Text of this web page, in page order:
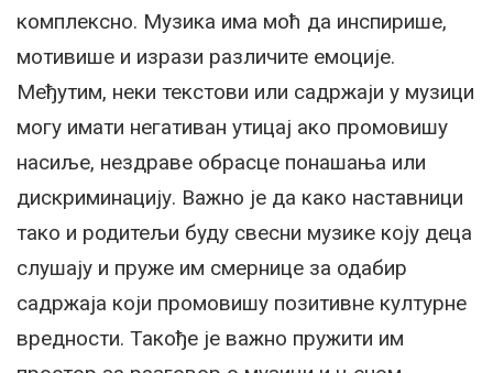
комплексно. Музика има моћ да инспирише,
мотивише и изрази различите емоције.
Међутим, неки текстови или садржаји у музици
могу имати негативан утицај ако промовишу
насиље, нездраве обрасце понашања или
дискриминацију. Важно је да како наставници
тако и родитељи буду свесни музике коју деца
слушају и пруже им смернице за одабир
садржаја који промовишу позитивне културне
вредности. Такође је важно пружити им